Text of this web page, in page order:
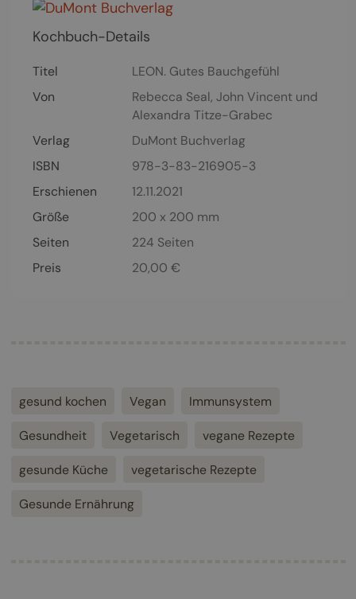
Kochbuch-Details
Titel
LEON. Gutes Bauchgefühl
Von
Rebecca Seal, John Vincentund
Alexandra Titze-Grabec
Verlag
DuMont Buchverlag
ISBN
978-3-83-216905-3
Erschienen
12.11.2021
Größe
200 x 200 mm
Seiten
224 Seiten
Preis
20,00 €
gesund kochen Vegan Immunsystem
Gesundheit Vegetarisch vegane Rezepte
gesunde Küche vegetarische Rezepte
Gesunde Ernährung